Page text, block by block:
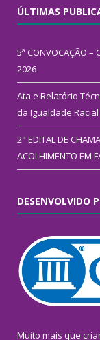
ÚLTIMAS
5ª CONVOCAÇÃO –
2026
Ata e Relatório
da Igualdade
2° EDITAL DE
ACOLHIMENTO EM
DESENVOLVIDO
Muito mais que